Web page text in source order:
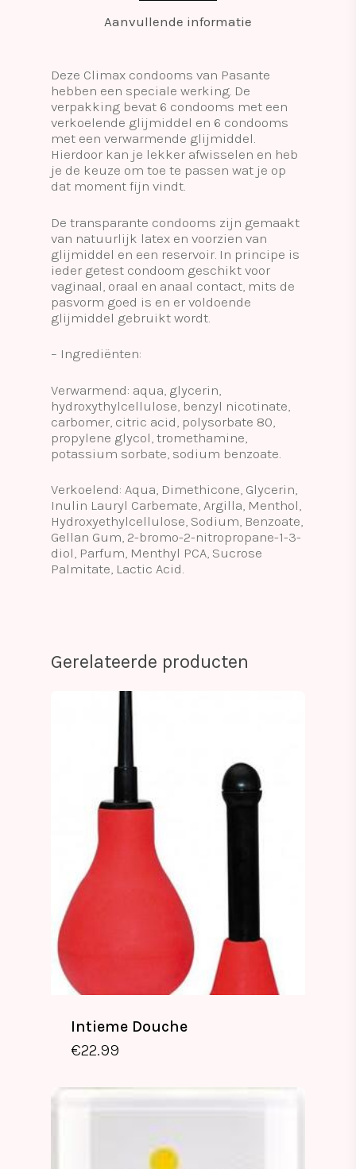
Aanvullende informatie
Deze Climax condooms van Pasante
hebben een speciale werking. De
verpakking bevat 6 condooms met een
verkoelende glijmiddel en 6 condooms
met een verwarmende glijmiddel.
Hierdoor kan je lekker afwisselen en heb
je de keuze om toe te passen wat je op
dat moment fijn vindt.
De transparante condooms zijn gemaakt
van natuurlijk latex en voorzien van
glijmiddel en een reservoir. In principe is
ieder getest condoom geschikt voor
vaginaal, oraal en anaal contact, mits de
pasvorm goed is en er voldoende
glijmiddel gebruikt wordt.
– Ingrediënten:
Verwarmend: aqua, glycerin,
hydroxythylcellulose, benzyl nicotinate,
carbomer, citric acid, polysorbate 80,
propylene glycol, tromethamine,
potassium sorbate, sodium benzoate.
Verkoelend: Aqua, Dimethicone, Glycerin,
Inulin Lauryl Carbemate, Argilla, Menthol,
Hydroxyethylcellulose, Sodium, Benzoate,
Gellan Gum, 2-bromo-2-nitropropane-1-3-
diol, Parfum, Menthyl PCA, Sucrose
Palmitate, Lactic Acid.
Gerelateerde producten
Intieme Douche
€22.99
€22.99